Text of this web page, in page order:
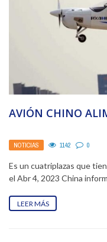
AVIÓN CHINO
NOTICIAS 1142 0
Es un cuatriplazas que
el Abr 4, 2023 China
LEER MÁS